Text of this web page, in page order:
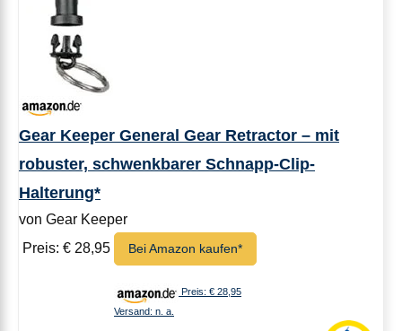
Gear Keeper General Gear Retractor – mit
robuster, schwenkbarer Schnapp-Clip-
Halterung*
von Gear Keeper
Preis: € 28,95
Bei Amazon kaufen*
Preis: € 28,95
Versand: n. a.